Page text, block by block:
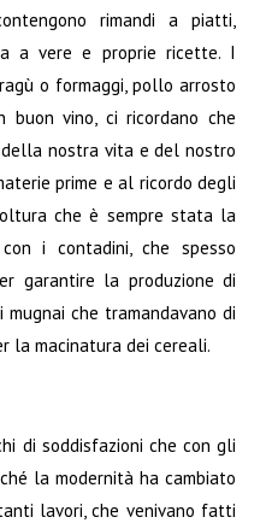
rimandi a piatti,
a vere e proprie ricette. I
o formaggi, pollo arrosto
buon vino, ci ricordano che
nostra vita e del nostro
prime e al ricordo degli
che è sempre stata la
i contadini, che spesso
garantire la produzione di
che tramandavano di
la macinatura dei cereali.
di soddisfazioni che con gli
la modernità ha cambiato
lavori, che venivano fatti